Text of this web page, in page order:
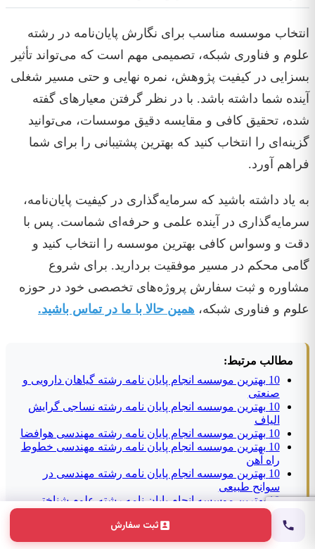
ثبت سفارش
انتخاب موسسه مناسب برای نگارش پایان‌نامه در رشته
علوم و فناوری شبکه، تصمیمی مهم است که می‌تواند تأثیر
بسزایی در کیفیت پژوهش، نمره نهایی و حتی مسیر شغلی
آینده شما داشته باشد. با در نظر گرفتن معیارهای گفته
شده، تحقیق کافی و مقایسه دقیق موسسات، می‌توانید
گزینه‌ای را انتخاب کنید که بهترین پشتیبانی را برای شما
فراهم آورد.
به یاد داشته باشید که سرمایه‌گذاری در کیفیت پایان‌نامه،
سرمایه‌گذاری در آینده علمی و حرفه‌ای شماست. پس با
دقت و وسواس کافی بهترین موسسه را انتخاب کنید و
گامی محکم در مسیر موفقیت بردارید. برای شروع
مشاوره و ثبت سفارش پروژه‌های تخصصی خود در حوزه
علوم و فناوری شبکه، همین حالا با ما در تماس باشید.
مطالب مرتبط:
10 بهترین موسسه انجام پایان نامه رشته گیاهان دارویی و
صنعتی
10 بهترین موسسه انجام پایان نامه رشته نساجی گرایش
الیاف
10 بهترین موسسه انجام پایان نامه رشته مهندسی هوافضا
10 بهترین موسسه انجام پایان نامه رشته مهندسی خطوط
راه آهن
10 بهترین موسسه انجام پایان نامه رشته مهندسی در
سوانح طبیعی
10 بهترین موسسه انجام پایان نامه رشته علوم شناختی
گرایش روانشناسی شناختی
10 بهترین موسسه انجام پایان نامه رشته فیزیک گرایش
مهندسی راکتور